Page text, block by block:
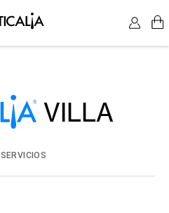
VILLA
SERVICIOS